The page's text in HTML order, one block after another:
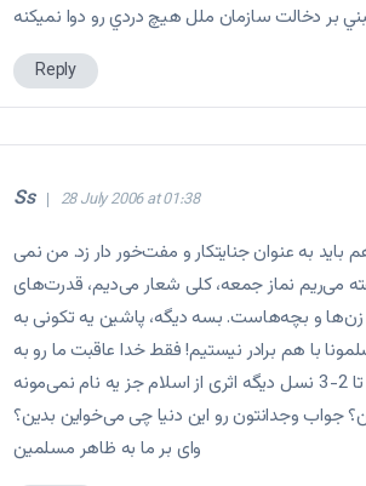
بر دخالت سازمان ملل هيچ دردي رو دوا نميکنه
Reply
Ss 28 July 2006 at 01:38
باید به عنوان جنایتکار و مفت‌خور دار زد. من نمی
می‌ریم نماز جمعه، کلی شعار می‌دیم، قدرت‌های
زن‌ها و بچه‌هاست. بسه دیگه، پاشین یه تکونی به
با هم برادر نیستیم! فقط خدا عاقبت ما رو به
وای بر ما به ظاهر مسلمین